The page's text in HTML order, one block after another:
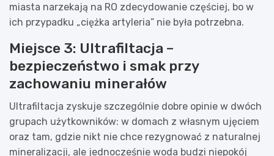
miasta narzekają na RO zdecydowanie częściej, bo w
ich przypadku „ciężka artyleria” nie była potrzebna.
Miejsce 3: Ultrafiltacja –
bezpieczeństwo i smak przy
zachowaniu minerałów
Ultrafiltacja zyskuje szczególnie dobre opinie w dwóch
grupach użytkowników: w domach z własnym ujęciem
oraz tam, gdzie nikt nie chce rezygnować z naturalnej
mineralizacji, ale jednocześnie woda budzi niepokój